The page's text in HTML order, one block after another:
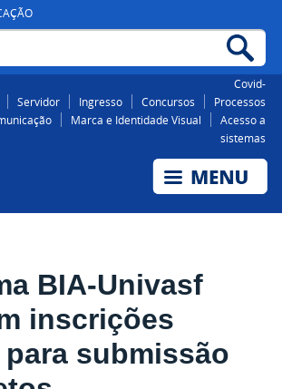
Covid-
Servidor Ingresso Concursos
Processos
Marca e Identidade Visual
Acesso a
sistemas
BIA-Univasf
inscrições
submissão